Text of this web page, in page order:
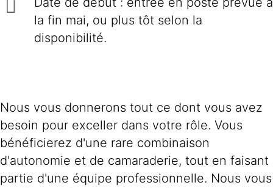
la fin mai, ou plus tôt selon la
disponibilité.
Nous vous donnerons tout ce dont vous avez
besoin pour exceller dans votre rôle. Vous
bénéficierez d'une rare combinaison
d'autonomie et de camaraderie, tout en faisant
partie d'une équipe professionnelle. Nous vous